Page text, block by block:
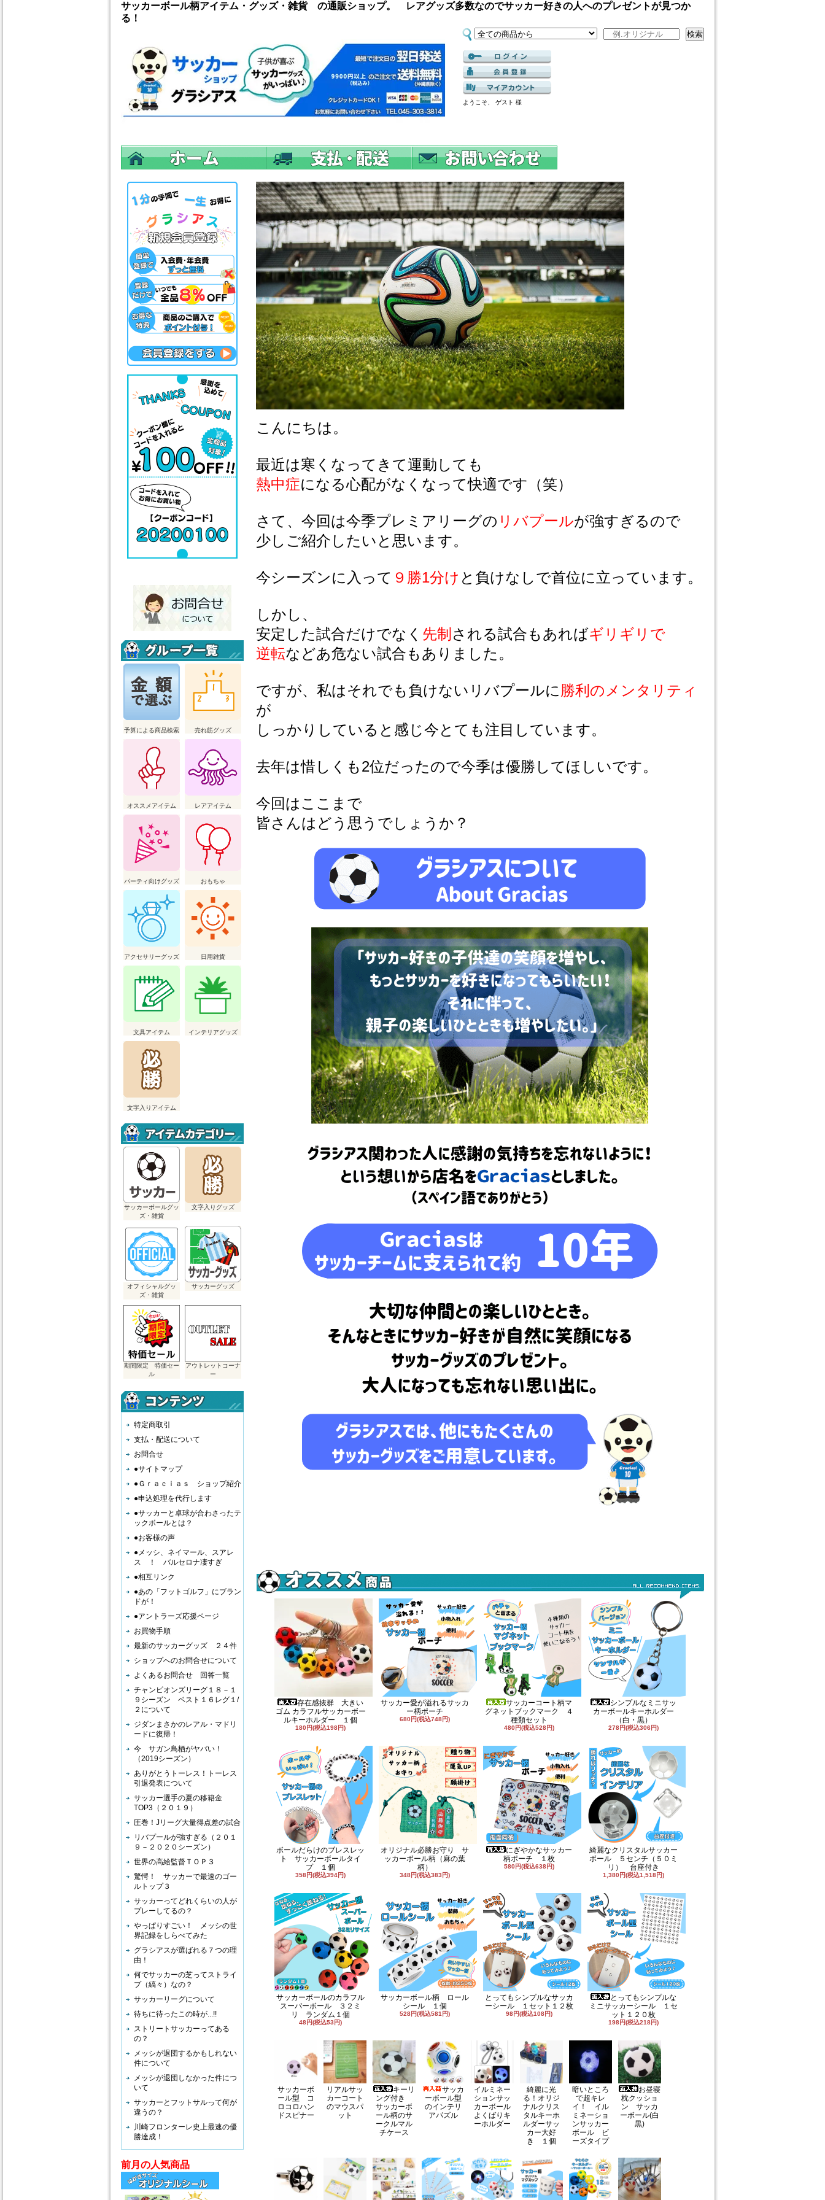
サッカーボール柄アイテム・グッズ・雑貨 の通販ショップ。 レアグッズ多数なのでサッカー好きの人へのプレゼントが見つか
る！
検索
ようこそ、 ゲスト 様
予算による商品検索 売れ筋グッズ
オススメアイテム レアアイテム
パーティ向けグッズ おもちゃ
アクセサリーグッズ 日用雑貨
文具アイテム インテリアグッズ
文字入りアイテム
サッカーボールグッ
ズ・雑貨
文字入りグッズ
オフィシャルグッ
ズ・雑貨
サッカーグッズ
期間限定 特価セー
ル
アウトレットコーナ
ー
特定商取引
支払・配送について
お問合せ
●サイトマップ
●Ｇｒａｃｉａｓ ショップ紹介
●申込処理を代行します
●サッカーと卓球が合わさったテ
ックボールとは？
●お客様の声
●メッシ、ネイマール、スアレ
ス ！ バルセロナ凄すぎ
●相互リンク
●あの「フットゴルフ」にブラン
ドが！
●アントラーズ応援ページ
お買物手順
最新のサッカーグッズ ２４件
ショップへのお問合せについて
よくあるお問合せ 回答一覧
チャンピオンズリーグ１８－１
９シーズン ベスト１６レグ１/
２について
ジダンまさかのレアル・マドリ
ードに復帰！
今 サガン鳥栖がヤバい！
（2019シーズン）
ありがとうトーレス！トーレス
引退発表について
サッカー選手の夏の移籍金
TOP3（２０１９）
圧巻！Jリーグ大量得点差の試合
リバプールが強すぎる（２０１
９－２０２０シーズン）
世界の高給監督ＴＯＰ３
驚愕！ サッカーで最速のゴー
ルトップ３
サッカーってどれくらいの人が
プレーしてるの？
やっぱりすごい！ メッシの世
界記録をしらべてみた
グラシアスが選ばれる７つの理
由！
何でサッカーの芝ってストライ
プ（縞々）なの？
サッカーリーグについて
待ちに待ったこの時が...!!
ストリートサッカーってある
の？
メッシが退団するかもしれない
件について
メッシが退団しなかった件につ
いて
サッカーとフットサルって何が
違うの？
川崎フロンターレ史上最速の優
勝達成！
前月の人気商品
こんにちは。
最近は寒くなってきて運動しても
熱中症になる心配がなくなって快適です（笑）
さて、今回は今季プレミアリーグの リバプールが強すぎるので
少しご紹介したいと思います。
今シーズンに入って ９勝1分け と負けなしで首位に立っています。
しかし、
安定した試合だけでなく 先制 される試合もあればギリギリで
逆転などあ危ない試合もありました。
ですが、私はそれでも負けないリバプールに 勝利のメンタリティ
が
しっかりしていると感じ今とても注目しています。
去年は惜しくも2位だったので今季は優勝してほしいです。
今回はここまで
皆さんはどう思うでしょうか？
存在感抜群 大きい
ゴム カラフルサッカーボー
ルキーホルダー １個
180円(税込198円)
サッカー愛が溢れるサッカ
ー柄ポーチ
680円(税込748円)
サッカーコート柄マ
グネットブックマーク ４
種類セット
480円(税込528円)
シンプルなミニサッ
カーボールキーホルダー
（白・黒）
278円(税込306円)
ボールだらけのブレスレッ
ト サッカーボールタイ
プ １個
358円(税込394円)
オリジナル必勝お守り サ
ッカーボール柄（麻の葉
柄）
348円(税込383円)
にぎやかなサッカー
柄ポーチ １枚
580円(税込638円)
綺麗なクリスタルサッカー
ボール ５センチ（５０ミ
リ） 台座付き
1,380円(税込1,518円)
サッカーボールのカラフル
スーパーボール ３２ミ
リ ランダム１個
48円(税込53円)
サッカーボール柄 ロール
シール １個
528円(税込581円)
とってもシンプルなサッカ
ーシール １セット１２枚
98円(税込108円)
とってもシンプルな
ミニサッカーシール １セ
ット１２０枚
198円(税込218円)
サッカーボ
ール型 コ
ロコロハン
ドスピナー
リアルサッ
カーコート
のマウスパ
ット
キーリ
ング付き
サッカーボ
ール柄のサ
ークルマル
チケース
サッカ
ーボール型
のインテリ
アパズル
イルミネー
ションサッ
カーボール
よくばりキ
ーホルダー
綺麗に光
る！オリジ
ナルクリス
タルキーホ
ルダーサッ
カー大好
き １個
暗いところ
で超キレ
イ！ イル
ミネーショ
ンサッカー
ボール ビ
ーズタイプ
お昼寝
枕クッショ
ン サッカ
ーボール(白
黒)